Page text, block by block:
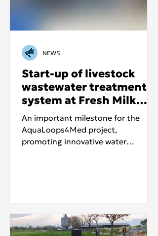
Start-up of livestock
wastewater treatment
system at Fresh Milk
farm in Thessaly, Greece
An important milestone for the
AquaLoops4Med project,
promoting innovative water
NEWS